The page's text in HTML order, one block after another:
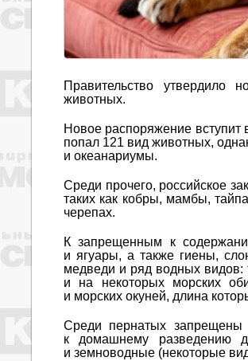
Правительство утвердило
животных.
Новое распоряжение вступит
попал 121 вид животных,
и океанариумы.
Среди прочего, российское
таких как кобры, мамбы,
черепах.
К запрещенным к
и ягуары, а также гиены,
медведи и ряд водных видов:
и на некоторых морских
и морских окуней, длина
Среди пернатых
к домашнему разведению
и земноводные (некоторые